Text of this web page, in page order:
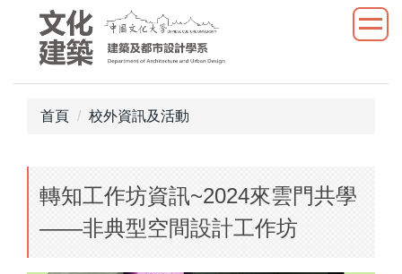
首頁 校外資訊及活動
轉知工作坊資訊~2024來雲門共學
——非典型空間設計工作坊